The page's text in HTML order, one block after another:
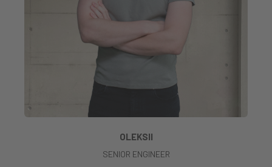
OLEKSII
SENIOR ENGINEER